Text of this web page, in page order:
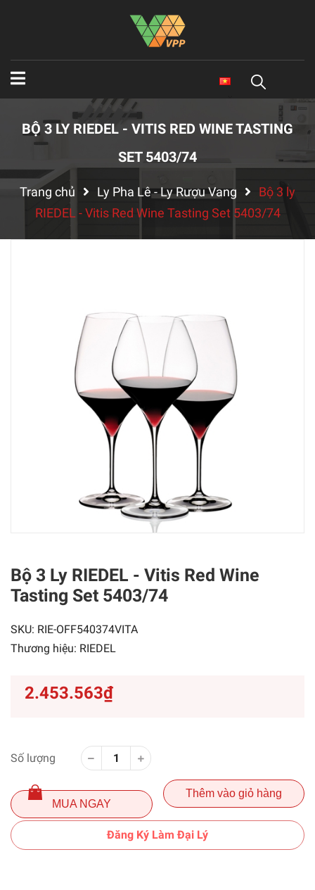
BỘ 3 LY RIEDEL - VITIS RED WINE TASTING
SET 5403/74
Trang chủ Ly Pha Lê - Ly Rượu Vang
Bộ 3 ly
RIEDEL - Vitis Red Wine Tasting Set 5403/74
Bộ 3 Ly RIEDEL - Vitis Red Wine
Tasting Set 5403/74
SKU: RIE-OFF540374VITA
Thương hiệu: RIEDEL
2.453.563₫
Số lượng
MUA NGAY
Thêm vào giỏ hàng
Đăng Ký Làm Đại Lý